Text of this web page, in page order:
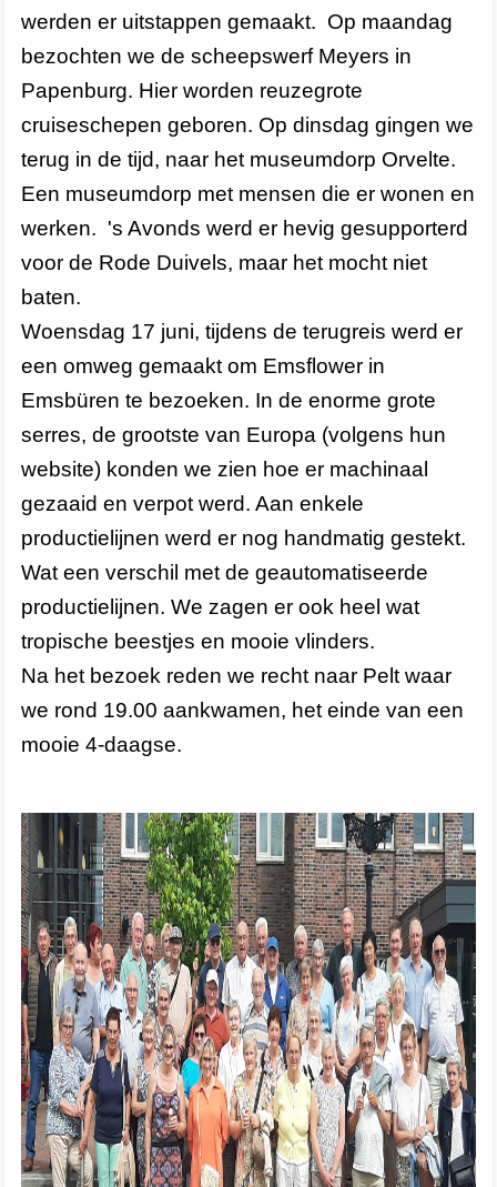
werden er uitstappen gemaakt. Op maandag
bezochten we de scheepswerf Meyers in
Papenburg. Hier worden reuzegrote
cruiseschepen geboren. Op dinsdag gingen we
terug in de tijd, naar het museumdorp Orvelte.
Een museumdorp met mensen die er wonen en
werken. 's Avonds werd er hevig gesupporterd
voor de Rode Duivels, maar het mocht niet
baten.
Woensdag 17 juni, tijdens de terugreis werd er
een omweg gemaakt om Emsflower in
Emsbüren te bezoeken. In de enorme grote
serres, de grootste van Europa (volgens hun
website) konden we zien hoe er machinaal
gezaaid en verpot werd. Aan enkele
productielijnen werd er nog handmatig gestekt.
Wat een verschil met de geautomatiseerde
productielijnen. We zagen er ook heel wat
tropische beestjes en mooie vlinders.
Na het bezoek reden we recht naar Pelt waar
we rond 19.00 aankwamen, het einde van een
mooie 4-daagse.